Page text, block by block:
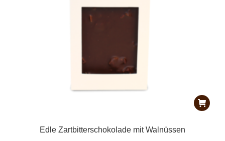
Edle Zartbitterschokolade mit Walnüssen